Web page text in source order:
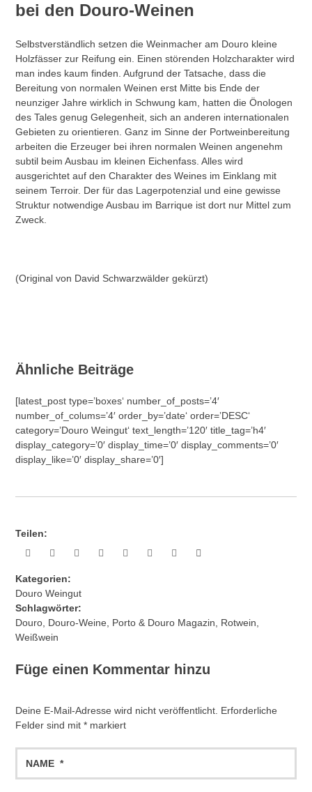
bei den Douro-Weinen
Selbstverständlich setzen die Weinmacher am Douro kleine
Holzfässer zur Reifung ein. Einen störenden Holzcharakter wird
man indes kaum finden. Aufgrund der Tatsache, dass die
Bereitung von normalen Weinen erst Mitte bis Ende der
neunziger Jahre wirklich in Schwung kam, hatten die Önologen
des Tales genug Gelegenheit, sich an anderen internationalen
Gebieten zu orientieren. Ganz im Sinne der Portweinbereitung
arbeiten die Erzeuger bei ihren normalen Weinen angenehm
subtil beim Ausbau im kleinen Eichenfass. Alles wird
ausgerichtet auf den Charakter des Weines im Einklang mit
seinem Terroir. Der für das Lagerpotenzial und eine gewisse
Struktur notwendige Ausbau im Barrique ist dort nur Mittel zum
Zweck.
(Original von David Schwarzwälder gekürzt)
Ähnliche Beiträge
[latest_post type=’boxes‘ number_of_posts=’4′
number_of_colums=’4′ order_by=’date‘ order=’DESC‘
category=’Douro Weingut‘ text_length=’120′ title_tag=’h4′
display_category=’0′ display_time=’0′ display_comments=’0′
display_like=’0′ display_share=’0′]
Teilen:
Kategorien:
Douro Weingut
Schlagwörter:
Douro Douro-Weine Porto & Douro Magazin Rotwein
Weißwein
Füge einen Kommentar hinzu
Deine E-Mail-Adresse wird nicht veröffentlicht. Erforderliche
Felder sind mit* markiert